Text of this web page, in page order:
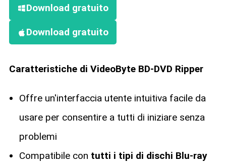
Download gratuito
Download gratuito
Caratteristiche di VideoByte BD-DVD Ripper
Offre un'interfaccia utente intuitiva facile da
usare per consentire a tutti di iniziare senza
problemi
Compatibile con tutti i tipi di dischi Blu-ray